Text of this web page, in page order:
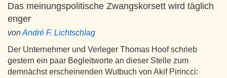
Das meinungspolitische Zwangskorsett wird täglich
enger
vonAndré F. Lichtschlag
Der Unternehmer und Verleger Thomas Hoof schrieb
gestern ein paar Begleitworte an dieser Stelle zum
demnächst erscheinenden Wutbuch von Akif Pirincci: